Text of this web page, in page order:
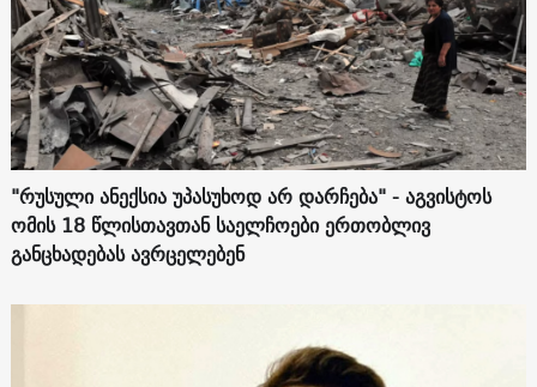
"რუსული ანექსია უპასუხოდ არ დარჩება" - აგვისტოს
ომის 18 წლისთავთან საელჩოები ერთობლივ
განცხადებას ავრცელებენ